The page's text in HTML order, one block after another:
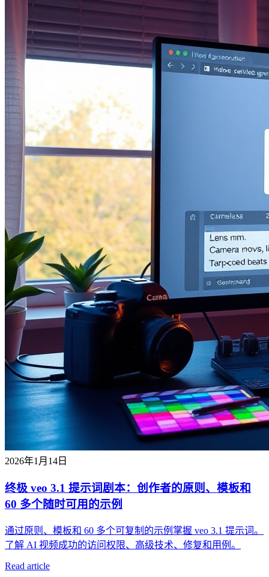
2026年1月14日
终极 veo 3.1 提示词剧本：创作者的原则、模板和
60 多个随时可用的示例
通过原则、模板和 60 多个可复制的示例掌握 veo 3.1 提示词。
了解 AI 视频成功的访问权限、高级技术、修复和用例。
Read article